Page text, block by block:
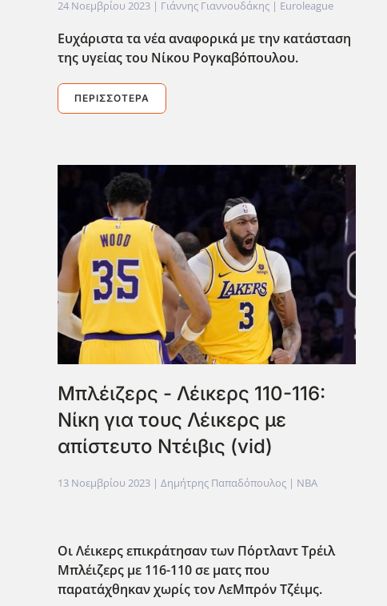
24 Νοεμβρίου 2023 | Γιάννης Γιαννουδάκης | Euroleague
Ευχάριστα τα νέα αναφορικά με την κατάσταση
της υγείας του Νίκου Ρογκαβόπουλου.
ΠΕΡΙΣΣΌΤΕΡΑ
Μπλέιζερς - Λέικερς 110-116:
Νίκη για τους Λέικερς με
απίστευτο Ντέιβις (vid)
13 Νοεμβρίου 2023 | Δημήτρης Παπαδόπουλος | NBA
Οι Λέικερς επικράτησαν των Πόρτλαντ Τρέιλ
Μπλέιζερς με 116-110 σε ματς που
παρατάχθηκαν χωρίς τον ΛεΜπρόν Τζέιμς.